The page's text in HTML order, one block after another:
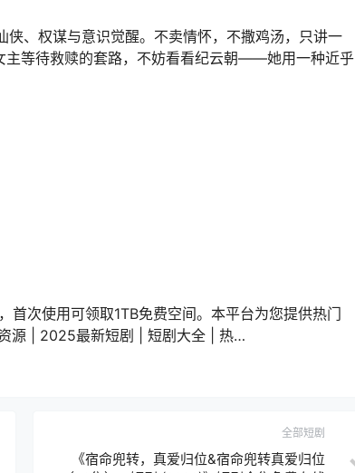
、权谋与意识觉醒。不卖情怀，不撒鸡汤，只讲一
主等待救赎的套路，不妨看看纪云朝——她用一种近乎
首次使用可领取1TB免费空间。本平台为您提供热门
源 | 2025最新短剧 | 短剧大全 | 热…
全部短剧
《宿命兜转，真爱归位&宿命兜转真爱归位